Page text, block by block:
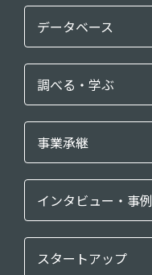
データベース
調べる・学ぶ
事業承継
インタビュー・事例
スタートアップ